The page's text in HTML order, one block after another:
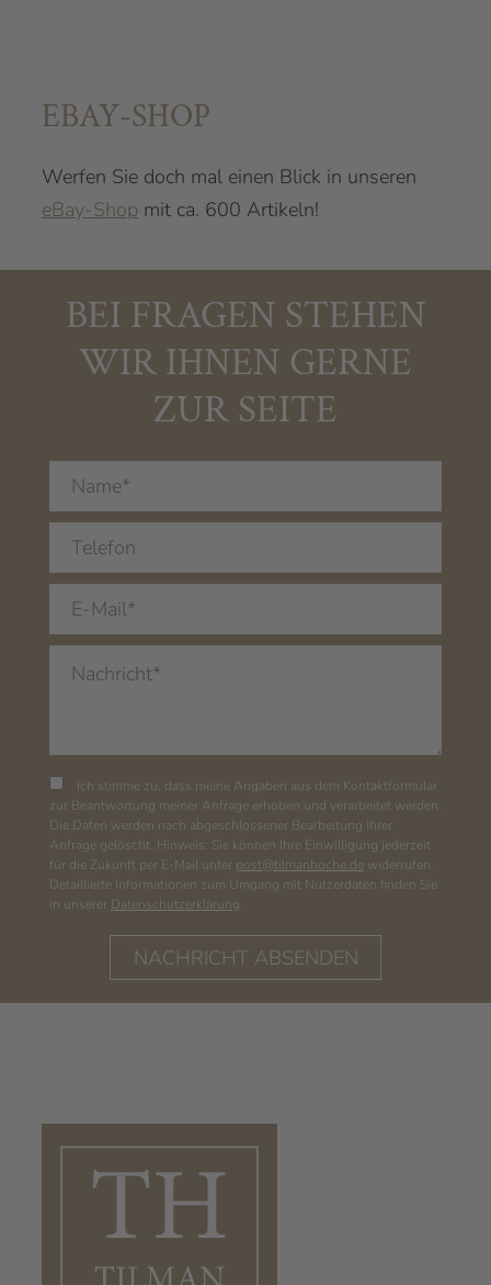
EBAY-SHOP
Werfen Sie doch mal einen Blick in unseren
eBay-Shop mit ca. 600 Artikeln!
BEI FRAGEN STEHEN
WIR IHNEN GERNE
ZUR SEITE
Ich stimme zu, dass meine Angaben aus dem Kontaktformular
zur Beantwortung meiner Anfrage erhoben und verarbeitet werden.
Die Daten werden nach abgeschlossener Bearbeitung Ihrer
Anfrage gelöscht. Hinweis: Sie können Ihre Einwilligung jederzeit
für die Zukunft per E-Mail unter post@tilmanhoche.dewiderrufen.
Detaillierte Informationen zum Umgang mit Nutzerdaten finden Sie
in unserer Datenschutzerklärung.
NACHRICHT ABSENDEN